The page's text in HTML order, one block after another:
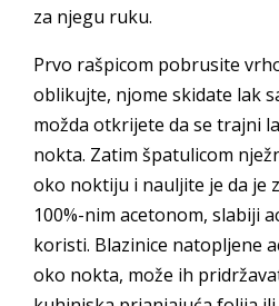
za njegu ruku.
Prvo rašpicom pobrusite
oblikujte, njome skidate lak
možda otkrijete da se trajni
nokta. Zatim špatulicom
oko noktiju i nauljite je da je
100%-nim acetonom, slabiji
koristi. Blazinice natopljene
oko nokta, može ih